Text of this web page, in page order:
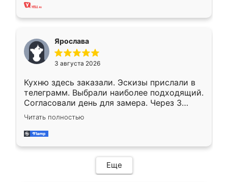
Ярослава
3 августа 2026
Кухню здесь заказали. Эскизы прислали в
телеграмм. Выбрали наиболее подходящий.
Согласовали день для замера. Через 3
недели кухня была уже готова. Остались
довольны работой. Спасибо Ренессанс
мебель за качественную работу!
Читать полностью
Еще